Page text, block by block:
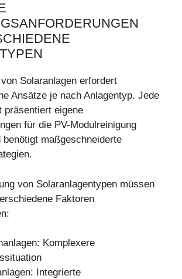
Solaranlagen erfordert
Ansätze je nach Anlagentyp. Jede
präsentiert eigene
für die PV-Modulreinigung
maßgeschneiderte
von Solaranlagentypen müssen
Faktoren
Komplexere
Integrierte